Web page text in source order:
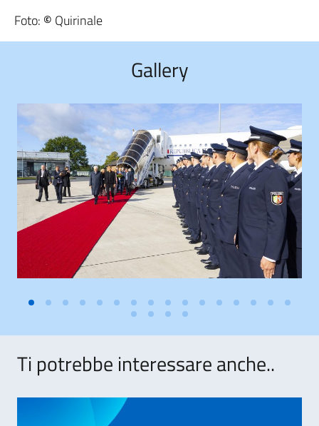
Foto: © Quirinale
Gallery
Ti potrebbe interessare anche..